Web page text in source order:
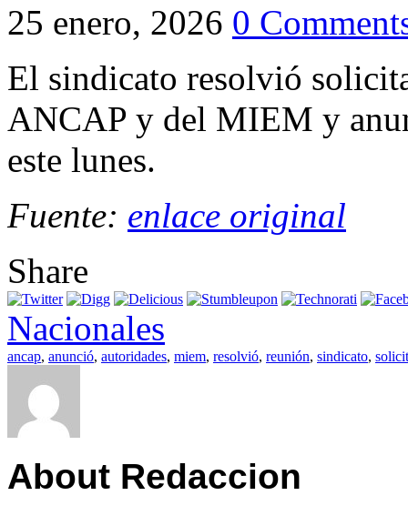
25 enero, 2026 0
El sindicato resolvió
ANCAP y del MIEM y
este lunes.
Fuente: enlace original
Share
Nacionales
ancap, anunció, autoridades, miem, resolvió, reunión, sindicato,
About Redaccion